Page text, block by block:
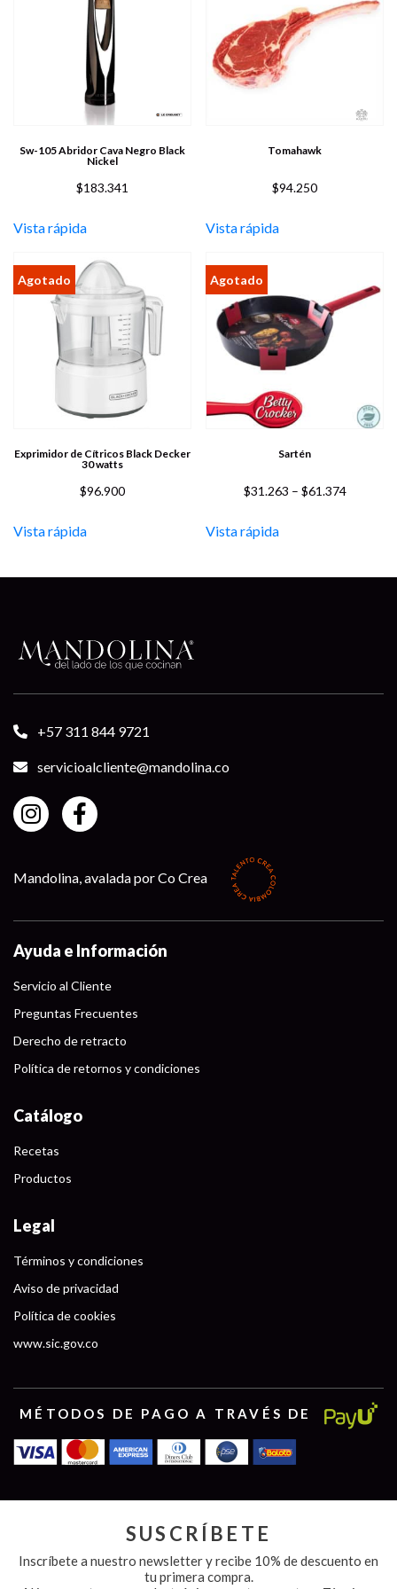
Sw-105 Abridor Cava Negro Black
Nickel
$183.341
Vista rápida
Tomahawk
$94.250
Vista rápida
Exprimidor de Cítricos Black Decker
30 watts
$96.900
Vista rápida
Sartén
$31.263 – $61.374
Vista rápida
+57 311 844 9721
servicioalcliente@mandolina.co
Mandolina, avalada por Co Crea
Ayuda e Información
Servicio al Cliente
Preguntas Frecuentes
Derecho de retracto
Política de retornos y condiciones
Catálogo
Recetas
Productos
Legal
Términos y condiciones
Aviso de privacidad
Política de cookies
www.sic.gov.co
MÉTODOS DE PAGO A TRAVÉS DE
SUSCRÍBETE
Inscríbete a nuestro newsletter y recibe 10% de descuento en
tu primera compra.